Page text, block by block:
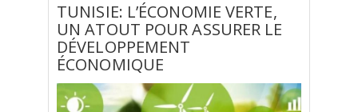
TUNISIE: L’ÉCONOMIE VERTE,
UN ATOUT POUR ASSURER LE
DÉVELOPPEMENT
ÉCONOMIQUE